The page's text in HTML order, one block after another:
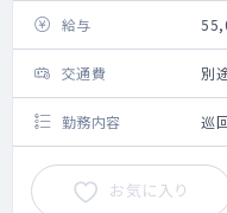
給与
交通費 別
勤務内容 巡
お気に入り